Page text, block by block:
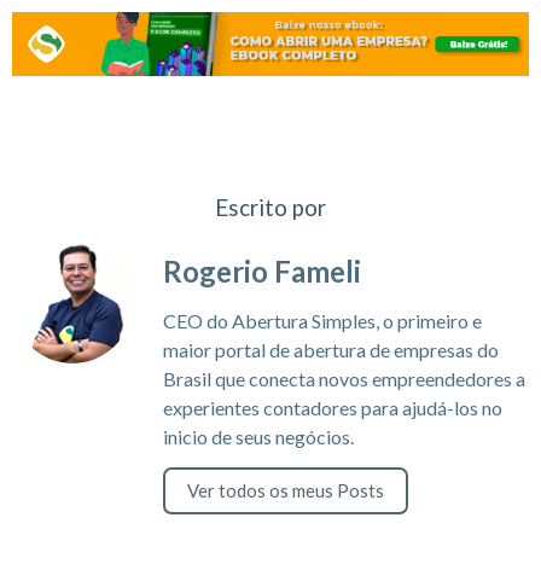
Escrito por
Rogerio Fameli
CEO do Abertura Simples, o primeiro e
maior portal de abertura de empresas do
Brasil que conecta novos empreendedores a
experientes contadores para ajudá-los no
inicio de seus negócios.
Ver todos os meus Posts